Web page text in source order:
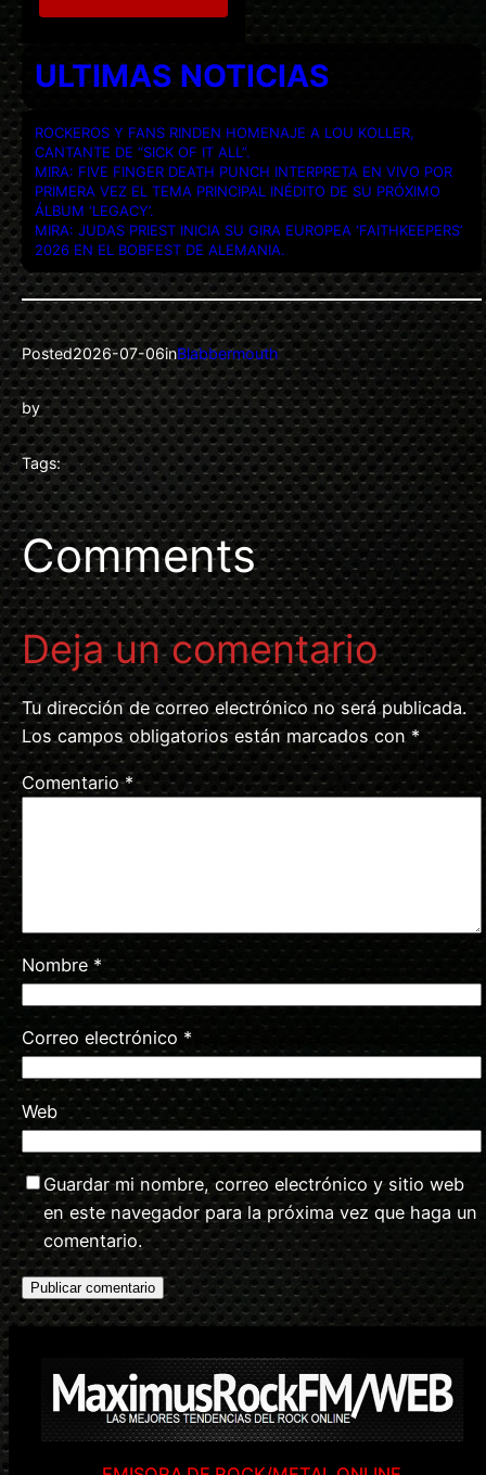
ULTIMAS NOTICIAS
ROCKEROS Y FANS RINDEN HOMENAJE A LOU KOLLER,
CANTANTE DE “SICK OF IT ALL”.
MIRA: FIVE FINGER DEATH PUNCH INTERPRETA EN VIVO POR
PRIMERA VEZ EL TEMA PRINCIPAL INÉDITO DE SU PRÓXIMO
ÁLBUM ‘LEGACY’.
MIRA: JUDAS PRIEST INICIA SU GIRA EUROPEA ‘FAITHKEEPERS’
2026 EN EL BOBFEST DE ALEMANIA.
Posted2026-07-06inBlabbermouth
by
Tags:
Comments
Deja un comentario
Tu dirección de correo electrónico no será publicada.
Los campos obligatorios están marcados con*
Comentario*
Nombre *
Correo electrónico *
Web
Guardar mi nombre, correo electrónico y sitio web
en este navegador para la próxima vez que haga un
comentario.